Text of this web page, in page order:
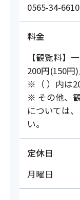
0565-34-6610
料金
【観覧料】
200円(150円
※（ ）内は
※ その他、
については
い。
定休日
月曜日